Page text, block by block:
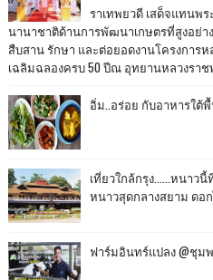
ราเทพยวดี เสด็จแทนพ
นานาชาติด้านการพัฒนาเกษตรที่สูงอย่
สืบสาน รักษา และต่อยอดงานโครงการห
เฉลิมฉลองครบ 50 ปีณ อุทยานหลวงราช
อิ่ม..อร่อย กับอาหารใต้
เที่ยวใกล้กรุง......หนาว
หนาวสุดกลางสยาม ดอ
ฟาร์มอินทร์แปลง @ชุม